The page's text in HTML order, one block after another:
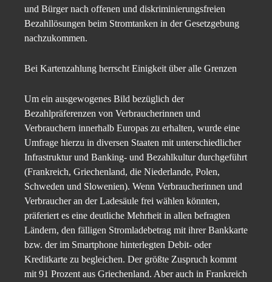
und Bürger nach offenen und diskriminierungsfreien
Bezahllösungen beim Stromtanken in der Gesetzgebung
nachzukommen.
Bei Kartenzahlung herrscht Einigkeit über alle Grenzen
Um ein ausgewogenes Bild bezüglich der
Bezahlpräferenzen von Verbraucherinnen und
Verbrauchern innerhalb Europas zu erhalten, wurde eine
Umfrage hierzu in diversen Staaten mit unterschiedlicher
Infrastruktur und Banking- und Bezahlkultur durchgeführt
(Frankreich, Griechenland, die Niederlande, Polen,
Schweden und Slowenien). Wenn Verbraucherinnen und
Verbraucher an der Ladesäule frei wählen könnten,
präferiert es eine deutliche Mehrheit in allen befragten
Ländern, den fälligen Stromladebetrag mit ihrer Bankkarte
bzw. der im Smartphone hinterlegten Debit- oder
Kreditkarte zu begleichen. Der größte Zuspruch kommt
mit 91 Prozent aus Griechenland. Aber auch in Frankreich